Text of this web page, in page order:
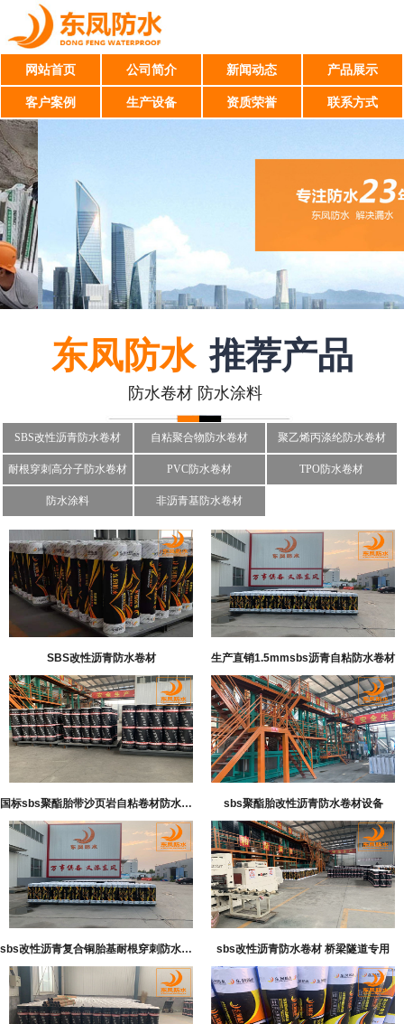
网站首页 公司简介 新闻动态 产品展示
客户案例 生产设备 资质荣誉 联系方式
东凤防水 推荐产品
防水卷材 防水涂料
SBS改性沥青防水卷材 自粘聚合物防水卷材 聚乙烯丙涤纶防水卷材
耐根穿刺高分子防水卷材 PVC防水卷材 TPO防水卷材
防水涂料 非沥青基防水卷材
SBS改性沥青防水卷材 生产直销1.5mmsbs沥青自粘防水卷材
国标sbs聚酯胎带沙页岩自粘卷材防水卷材 sbs聚酯胎改性沥青防水卷材设备
sbs改性沥青复合铜胎基耐根穿刺防水卷材 sbs改性沥青防水卷材 桥梁隧道专用